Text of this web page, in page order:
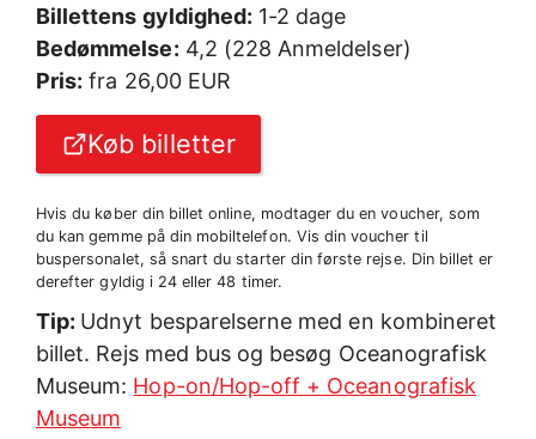
Billettens gyldighed: 1-2 dage
Bedømmelse: 4,2 (228 Anmeldelser)
Pris: fra 26,00 EUR
Køb billetter
Hvis du køber din billet online, modtager du en voucher, som
du kan gemme på din mobiltelefon. Vis din voucher til
buspersonalet, så snart du starter din første rejse. Din billet er
derefter gyldig i 24 eller 48 timer.
Tip: Udnyt besparelserne med en kombineret
billet. Rejs med bus og besøg Oceanografisk
Museum: Hop-on/Hop-off + Oceanografisk
Museum